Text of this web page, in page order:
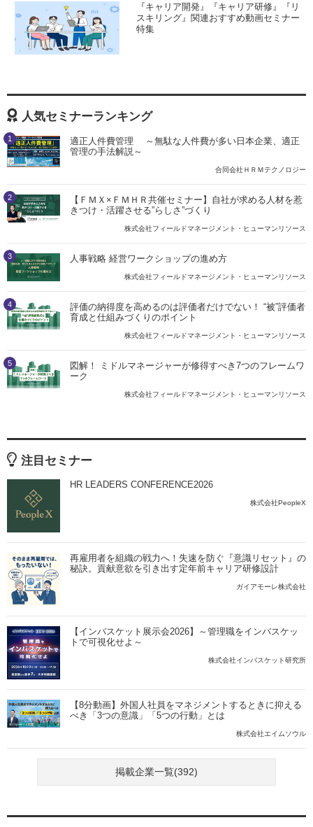
『キャリア開発』『キャリア研修』『リ
スキリング』関連おすすめ動画セミナー
特集
人気セミナーランキング
1
適正人件費管理 ～無駄な人件費が多い日本企業、適正
管理の手法解説～
合同会社ＨＲＭテクノロジー
2
【ＦＭＸ×ＦＭＨＲ共催セミナー】自社が求める人材を惹
きつけ・活躍させる”らしさ”づくり
株式会社フィールドマネージメント・ヒューマンリソース
3 人事戦略 経営ワークショップの進め方
株式会社フィールドマネージメント・ヒューマンリソース
4
評価の納得度を高めるのは評価者だけでない！ “被”評価者
育成と仕組みづくりのポイント
株式会社フィールドマネージメント・ヒューマンリソース
5
図解！ ミドルマネージャーが修得すべき7つのフレームワ
ーク
株式会社フィールドマネージメント・ヒューマンリソース
注目セミナー
HR LEADERS CONFERENCE2026
株式会社PeopleX
再雇用者を組織の戦力へ！失速を防ぐ『意識リセット』の
秘訣。貢献意欲を引き出す定年前キャリア研修設計
ガイアモーレ株式会社
【インバスケット展示会2026】～管理職をインバスケッ
トで可視化せよ～
株式会社インバスケット研究所
【8分動画】外国人社員をマネジメントするときに抑える
べき「3つの意識」「5つの行動」とは
株式会社エイムソウル
掲載企業一覧(392)